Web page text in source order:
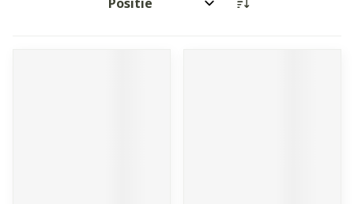
Sorteer op: